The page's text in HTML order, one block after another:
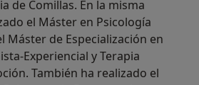
de Comillas. En la misma
el Máster en Psicología
Máster de Especialización en
Experiencial y Terapia
También ha realizado el